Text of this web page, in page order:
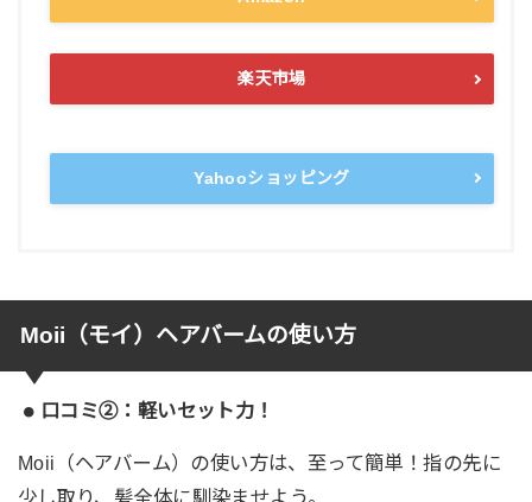
楽天市場
Yahooショッピング
Moii（モイ）ヘアバームの使い方
口コミ②：軽いセット力！
Moii（ヘアバーム）の使い方は、至って簡単！指の先に
少し取り、髪全体に馴染ませよう。